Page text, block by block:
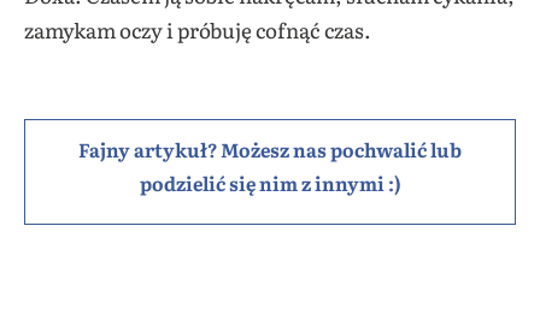
zamykam oczy i próbuję cofnąć czas.
Fajny artykuł? Możesz nas pochwalić lub
podzielić się nim z innymi :)